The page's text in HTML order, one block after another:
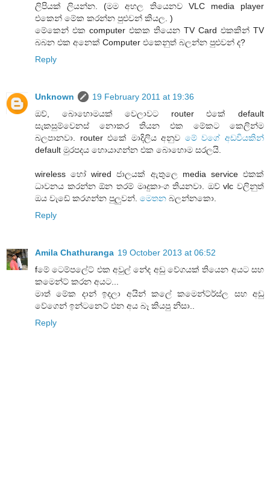
ලිපියක් ලියන්න. (මම අහල තියෙනව VLC media player
එකෙන් මේක කරන්න පුළුවන් කියල. )
මේකෙන් එක computer එකක තියෙන TV Card එකකින් TV
බබන එක අනෙක් Computer එකෙනුත් බලන්න පුළුවන් ද?
Reply
Unknown
19 February 2011 at 19:36
ඔව්, බොහොමයක් වෙලාවට router එකේ default
සැකසුම්‌වෙනස් නොකර තියන එක මේකට කෙලින්ම
බලපානවා. router එකේ මාදිලිය අනුව මේ වගේ අඩවියකින්
default මුරපදය හොයාගන්න එක බොහොම සරලයි.
wireless හෝ wired ජාලයක්‌ ඇතුලෙ media service එකක්
ධාවනය කරන්න ඕන තරම් මෘදුකාංග තියනවා. ඔව් vlc වලිනුත්
ඔය වැඩේ කරගන්න පුලුවන්. මෙතන බලන්නකො.
Reply
Amila Chathuranga 19 October 2013 at 06:52
fමේ ටෙම්පලේට් එක අවුල් නේද අඩු වේගයක් තියෙන අයට සහ
කමෙන්ට් කරන අයට...
මාත් මේක දාන් ඉදලා අයින් කලේ කමෙන්ට්ර්ස්ල සහ අඩු
වේගෙන් ඉන්ටනෙට් එන අය බෑ කියපු නිසා..
Reply